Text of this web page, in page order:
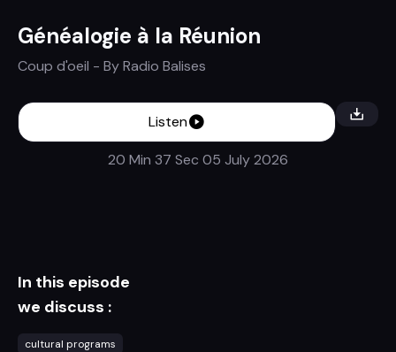
Généalogie à la Réunion
Coup d'oeil - ByRadio Balises
Listen
20 Min 37 Sec 05 July 2026
In this episode
we discuss :
cultural programs